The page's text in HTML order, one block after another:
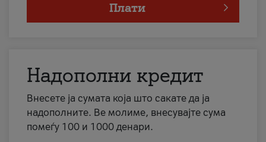
Плати
Надополни кредит
Внесете ја сумата која што сакате да ја
надополните. Ве молиме, внесувајте сума
помеѓу 100 и 1000 денари.